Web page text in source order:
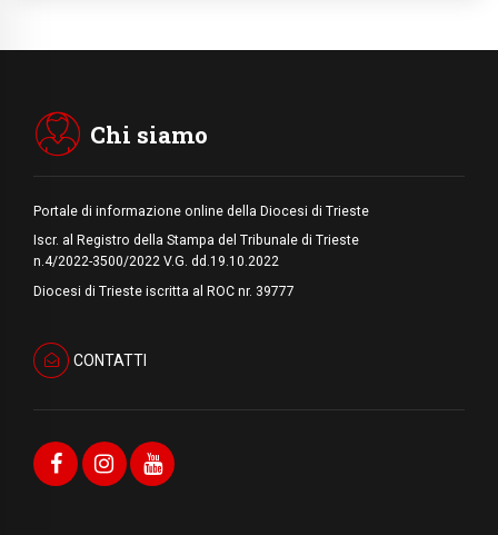
Chi siamo
Portale di informazione online della Diocesi di Trieste
Iscr. al Registro della Stampa del Tribunale di Trieste
n.4/2022-3500/2022 V.G. dd.19.10.2022
Diocesi di Trieste iscritta al ROC nr. 39777
CONTATTI